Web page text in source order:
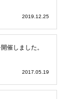
2019.12.25
催しました。
2017.05.19